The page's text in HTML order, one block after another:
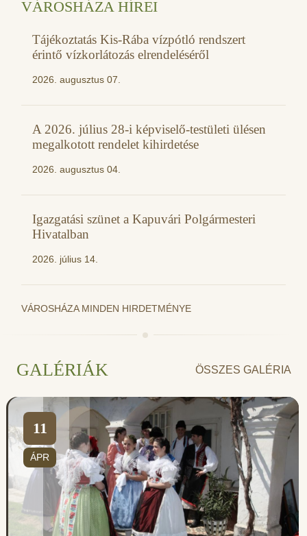
VÁROSHÁZA HÍREI
Tájékoztatás Kis-Rába vízpótló rendszert
érintő vízkorlátozás elrendeléséről
2026. augusztus 07.
A 2026. július 28-i képviselő-testületi ülésen
megalkotott rendelet kihirdetése
2026. augusztus 04.
Igazgatási szünet a Kapuvári Polgármesteri
Hivatalban
2026. július 14.
VÁROSHÁZA MINDEN HIRDETMÉNYE
GALÉRIÁK ÖSSZES GALÉRIA
11
ÁPR